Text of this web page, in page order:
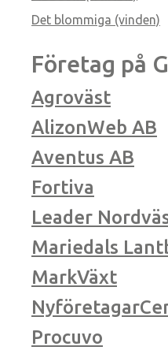
Det blommiga (vinden)
Företag på
Agroväst
AlizonWeb AB
Aventus AB
Fortiva
Leader
Mariedals
MarkVäxt
Procuvo